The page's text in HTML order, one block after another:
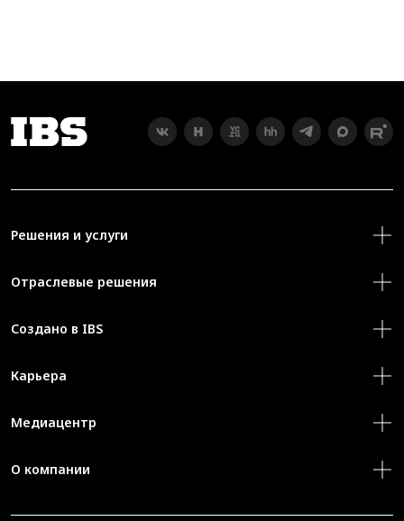
Решения и услуги
Отраслевые решения
Создано в IBS
Карьера
Медиацентр
О компании